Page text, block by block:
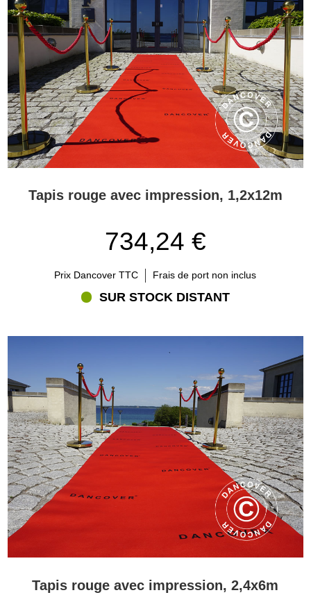
Tapis rouge avec impression, 1,2x12m
734,24 €
Prix Dancover TTC Frais de port non inclus
SUR STOCK DISTANT
Tapis rouge avec impression, 2,4x6m